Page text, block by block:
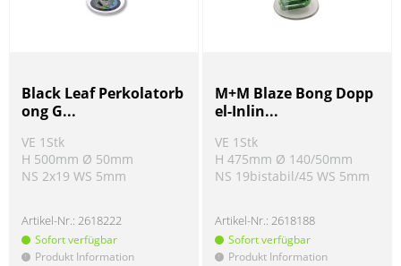
Black Leaf Perkolatorb
ong G...
VE 1Stk
H 500mm Ø 50mm
NS 2x19 WS 5mm
Artikel-Nr.:2618222
Sofort verfügbar
! Produkt Information
M+M Blaze Bong Dopp
el-Inlin...
VE 1Stk
H 475mm Ø 140/50mm
NS 19bistabil/45 WS 5mm
Artikel-Nr.:2618188
Sofort verfügbar
! Produkt Information